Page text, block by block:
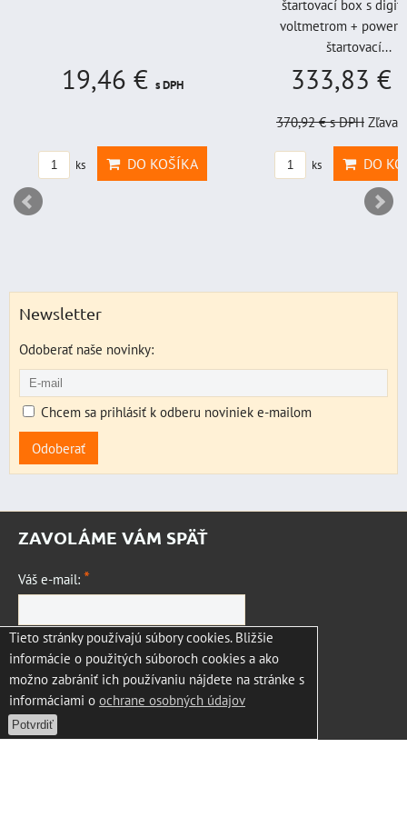
19,46 € s DPH
ks DO KOŠÍKA
štartovací box s
voltmetrom + power
štartovací...
333,83 €
370,92 €s DPH Zľava
ks DO
Newsletter
Odoberať naše novinky:
Chcem sa prihlásiť k odberu noviniek e-mailom
Odoberať
ZAVOLÁME VÁM SPÄŤ
Váš e-mail: *
Vaša otázka:*
Tieto stránky používajú súbory cookies. Bližšie
informácie o použitých súboroch cookies a ako
možno zabrániť ich používaniu nájdete na stránke s
informáciami o ochrane osobných údajov
Potvrdiť